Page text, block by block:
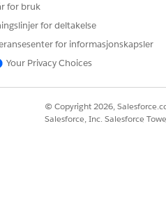
for bruk
for deltakelse
for informasjonskapsler
Your Privacy Choices
© Copyright 2026,
Salesforce, Inc. Salesforce